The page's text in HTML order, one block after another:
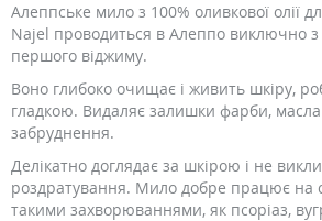
Алеппське мило з 100% оливкової олії
Najel проводиться в Алеппо виключно з
першого віджиму.
Воно глибоко очищає і живить шкіру,
гладкою. Видаляє залишки фарби, масла
забруднення.
Делікатно доглядає за шкірою і не
роздратування. Мило добре працює на
такими захворюваннями, як псоріаз,